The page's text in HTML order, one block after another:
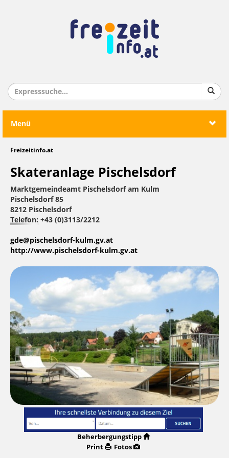
Menü
Freizeitinfo.at
Skateranlage Pischelsdorf
Marktgemeindeamt Pischelsdorf am Kulm
Pischelsdorf 85
8212 Pischelsdorf
Telefon: +43 (0)3113/2212
gde@pischelsdorf-kulm.gv.at
http://www.pischelsdorf-kulm.gv.at
Beherbergungstipp
Print
Fotos